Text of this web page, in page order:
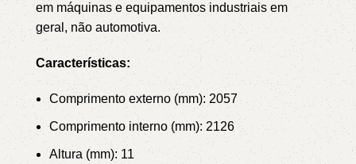
em máquinas e equipamentos industriais em
geral, não automotiva.
Características:
Comprimento externo (mm): 2057
Comprimento interno (mm): 2126
Altura (mm): 11